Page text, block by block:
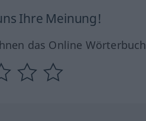
Ihre Meinung!
das Online